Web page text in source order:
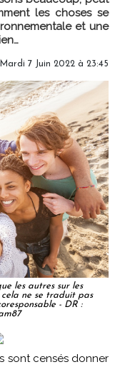
les choses se
et une
7 Juin 2022 à 23:45
les autres sur les
ne se traduit pas
- DR :